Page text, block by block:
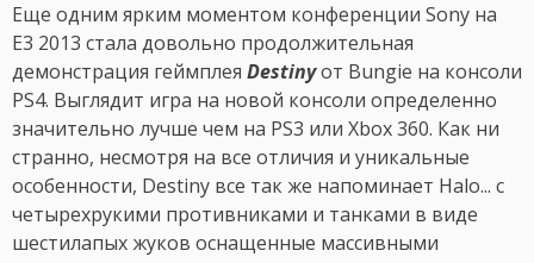
Еще одним ярким моментом конференции Sony на
E3 2013 стала довольно продолжительная
демонстрация геймплея Destinyот Bungie на консоли
PS4. Выглядит игра на новой консоли определенно
значительно лучше чем на PS3 или Xbox 360. Как ни
странно, несмотря на все отличия и уникальные
особенности, Destiny все так же напоминает Halo... с
четырехрукими противниками и танками в виде
шестилапых жуков оснащенные массивными